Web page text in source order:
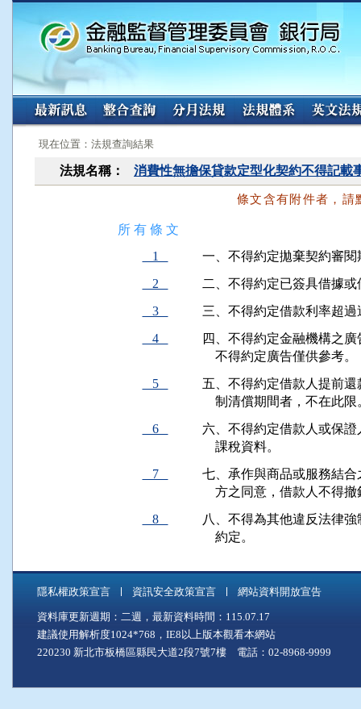
:::
現在位置：法規查詢結果
法規名稱： 消費性無擔保貸款定型化契約不得記載
條文含有附件者，請
所 有 條 文
1
一、不得約定拋棄契約審閱
2
二、不得約定已簽具借據
3
三、不得約定借款利率超
4
四、不得約定金融機構之
    不得約定廣告僅供參考。
5
五、不得約定借款人提前
制清償期間者，不在此限
6
六、不得約定借款人或保
    課稅資料。
7
七、承作與商品或服務結
方之同意，借款人不得
8
八、不得為其他違反法律
    約定。
隱私權政策宣言 資訊安全政策宣言 網站資料開放宣告
資料庫更新週期：二週，最新資料時間：115.07.17
建議使用解析度1024*768，IE8以上版本觀看本網站
220230 新北市板橋區縣民大道2段7號7樓 電話：02-8968-9999